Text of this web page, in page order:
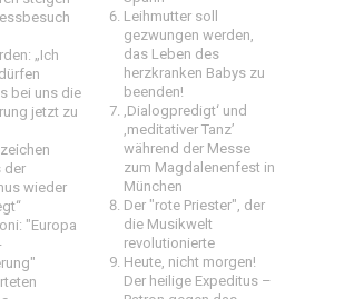
„Ich
bei uns die
jetzt zu
der
wieder
"Europa
Leihmutter soll
gezwungen werden,
das Leben des
herzkranken Babys zu
beenden!
‚Dialogpredigt‘ und
‚meditativer Tanz’
während der Messe
zum Magdalenenfest in
München
Der "rote Priester", der
die Musikwelt
revolutionierte
Heute, nicht morgen!
Der heilige Expeditus –